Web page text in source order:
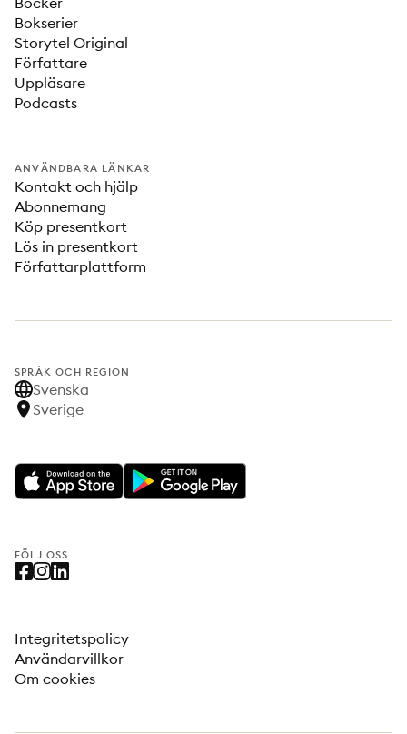
Bokserier
Storytel Original
Författare
Uppläsare
Podcasts
ANVÄNDBARA LÄNKAR
Kontakt och hjälp
Abonnemang
Köp presentkort
Lös in presentkort
Författarplattform
SPRÅK OCH REGION
Svenska
Sverige
FÖLJ OSS
Integritetspolicy
Användarvillkor
Om cookies